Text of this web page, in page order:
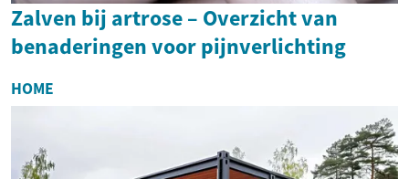
Zalven bij artrose – Overzicht van
benaderingen voor pijnverlichting
HOME